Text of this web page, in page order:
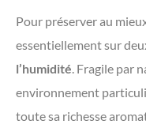
Pour préserver au
essentiellement sur
l’humidité. Fragile par
environnement
toute sa richesse